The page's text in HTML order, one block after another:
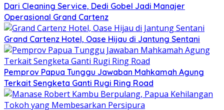
Dari Cleaning Service, Dedi Gobel Jadi Manajer
Operasional Grand Cartenz
Grand Cartenz Hotel, Oase Hijau di Jantung Sentani
Pemprov Papua Tunggu Jawaban Mahkamah Agung
Terkait Sengketa Ganti Rugi Ring Road